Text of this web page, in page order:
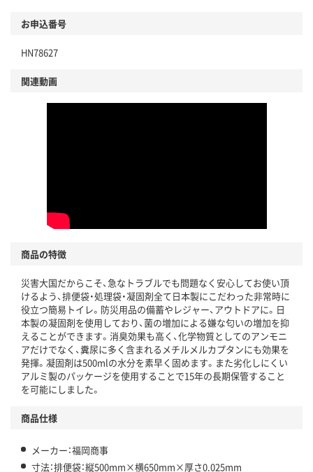
お申込番号
HN78627
関連動画
商品の特徴
災害大国だからこそ、急なトラブルでも問題なく安心してお使い頂
けるよう、排便袋・処理袋・凝固剤全て日本製にこだわった非常時に
役立つ簡易トイレ。防災用品の備蓄やレジャー、アウトドアに。日
本製の凝固剤を使用しており、菌の増加による嫌な匂いの増加を抑
えることができます。消臭効果も高く、化学物質としてのアンモニ
アだけでなく、糞尿に多く含まれるメチルメルカプタンにも効果を
発揮。凝固剤は500mlの水分を素早く固めます。また劣化しにくい
アルミ製のパッケージを使用することで15年の長期保管すること
を可能にしました。
商品仕様
メーカー：福岡商事
寸法：排便袋：縦500mm×横650mm×厚さ0.025mm